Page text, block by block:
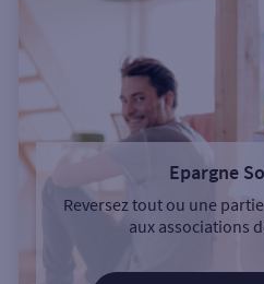
Epargne
Reversez tout ou une
aux associations